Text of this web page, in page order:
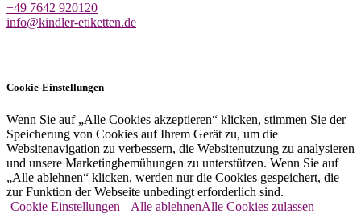
+49 7642 920120
info@kindler-etiketten.de
Cookie-Einstellungen
Wenn Sie auf „Alle Cookies akzeptieren“ klicken, stimmen Sie der
Speicherung von Cookies auf Ihrem Gerät zu, um die
Websitenavigation zu verbessern, die Websitenutzung zu analysieren
und unsere Marketingbemühungen zu unterstützen. Wenn Sie auf
„Alle ablehnen“ klicken, werden nur die Cookies gespeichert, die
zur Funktion der Webseite unbedingt erforderlich sind.
Cookie Einstellungen
Alle ablehnenAlle Cookies zulassen